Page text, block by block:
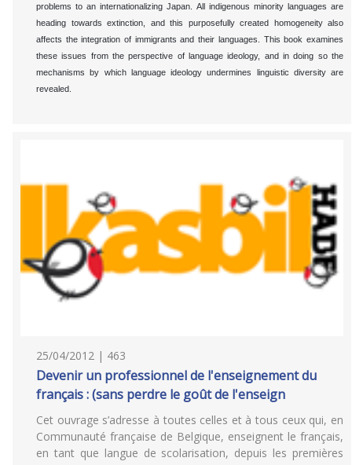
problems to an internationalizing Japan. All indigenous minority languages are
heading towards extinction, and this purposefully created homogeneity also
affects the integration of immigrants and their languages. This book examines
these issues from the perspective of language ideology, and in doing so the
mechanisms by which language ideology undermines linguistic diversity are
revealed.
25/04/2012 | 463
Devenir un professionnel de l'enseignement du
français : (sans perdre le goût de l'enseign
Cet ouvrage s’adresse à toutes celles et à tous ceux qui, en
Communauté française de Belgique, enseignent le français,
en tant que langue de scolarisation, depuis les premières